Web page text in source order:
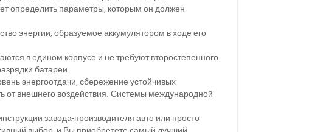
определить параметры, которым он должен
энергии, образуемое аккумулятором в ходе его
в едином корпусе и не требуют второстепенного
батареи.
энергоотдачи, сбережение устойчивых
от внешнего воздействия. Системы международной
завода-производителя авто или просто
600-51-11